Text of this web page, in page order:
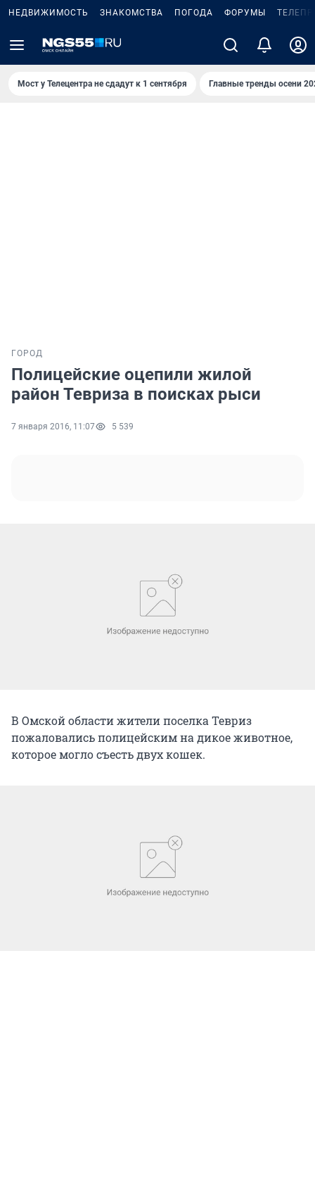
НЕДВИЖИМОСТЬ ЗНАКОМСТВА ПОГОДА ФОРУМЫ
Мост у Телецентра не сдадут к 1 сентября Главные тренды осени
ГОРОД
Полицейские оцепили жилой
район Тевриза в поисках рыси
7 января 2016, 11:07 5 539
В Омской области жители поселка Тевриз
пожаловались полицейским на дикое животное,
которое могло съесть двух кошек.